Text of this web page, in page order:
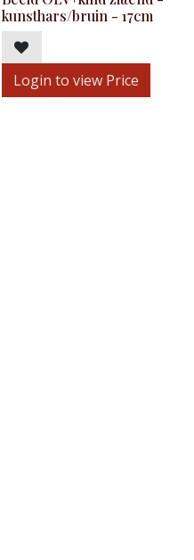
kunsthars/bruin - 17cm
Login to view Price